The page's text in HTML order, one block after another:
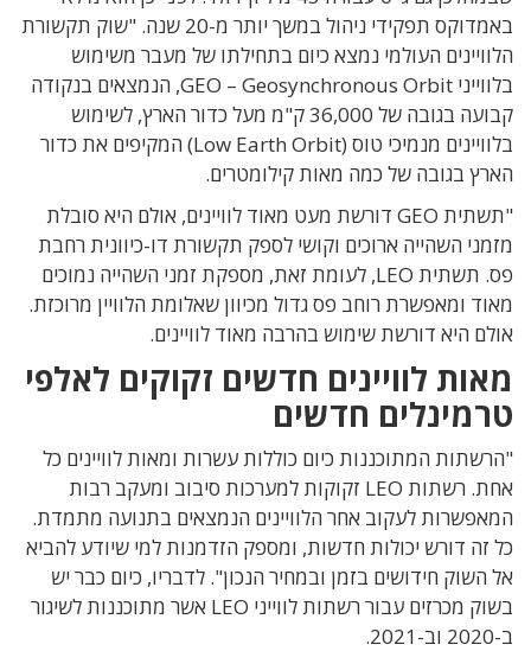
באמדוקס תפקידי ניהול במשך יותר מ-20 שנה. "שוק תקשורת
הלוויינים העולמי נמצא כיום בתחילתו של מעבר משימוש
בלווייני GEO – Geosynchronous Orbit, הנמצאים בנקודה
קבועה בגובה של 36,000 ק"מ מעל כדור הארץ, לשימוש
בלוויינים מנמיכי טוס (Low Earth Orbit) המקיפים את כדור
הארץ בגובה של כמה מאות קילומטרים.
"תשתית GEO דורשת מעט מאוד לוויינים, אולם היא סובלת
מזמני השהייה ארוכים וקושי לספק תקשורת דו-כיוונית רחבת
פס. תשתית LEO, לעומת זאת, מספקת זמני השהייה נמוכים
מאוד ומאפשרת רוחב פס גדול מכיוון שאלומת הלוויין מרוכזת.
אולם היא דורשת שימוש בהרבה מאוד לוויינים.
מאות לוויינים חדשים זקוקים לאלפי
טרמינלים חדשים
"הרשתות המתוכננות כיום כוללות עשרות ומאות לוויינים כל
אחת. רשתות LEO זקוקות למערכות סיבוב ומעקב רבות
המאפשרות לעקוב אחר הלוויינים הנמצאים בתנועה מתמדת.
כל זה דורש יכולות חדשות, ומספק הזדמנות למי שיודע להביא
אל השוק חידושים בזמן ובמחיר הנכון". לדבריו, כיום כבר יש
בשוק מכרזים עבור רשתות לווייני LEO אשר מתוכננות לשיגור
ב-2020 וב-2021.